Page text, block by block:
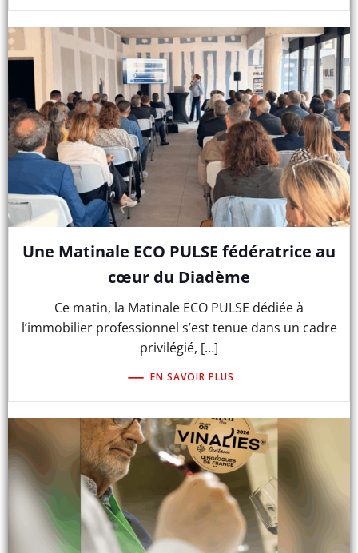
Une Matinale ECO PULSE fédératrice au
cœur du Diadème
Ce matin, la Matinale ECO PULSE dédiée à
l’immobilier professionnel s’est tenue dans un cadre
privilégié, […]
EN SAVOIR PLUS